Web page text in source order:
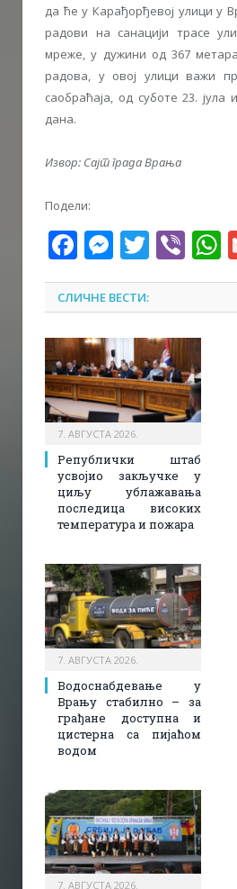
да ће у Карађорђевој улици у
радови на санацији трасе
мреже, у дужини од 367
радова, у овој улици важи
саобраћаја, од суботе 23.
дана.
Извор: Сајтграда Врања
Подели:
Facebook
СЛИЧНЕ ВЕСТИ:
7. АВГУСТА 2026.
Републички штаб
усвојио закључке у
циљу ублажавања
последица високих
температура и пожара​
7. АВГУСТА 2026.
Водоснабдевање у
Врању стабилно – за
грађане доступна и
цистерна са пијаћом
водом
7. АВГУСТА 2026.